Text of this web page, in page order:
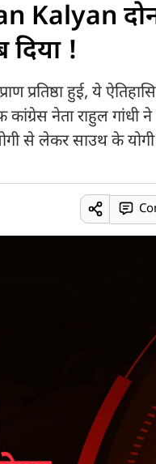
Kalyan
!
प्रतिष्ठा हुई, ये
नेता राहुल गांधी ने
योगी से लेकर साउथ के